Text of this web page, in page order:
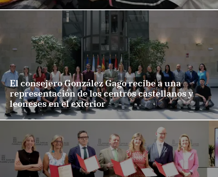
El consejero González Gago recibe a una
representación de los centros castellanos y
leoneses en el exterior